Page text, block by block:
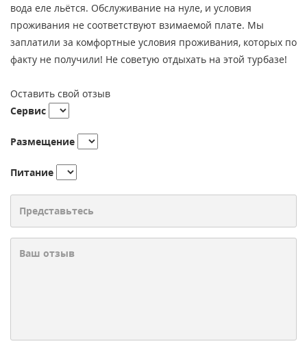
вода еле льётся. Обслуживание на нуле, и условия
проживания не соответствуют взимаемой плате. Мы
заплатили за комфортные условия проживания, которых по
факту не получили! Не советую отдыхать на этой турбазе!
Оставить свой отзыв
Сервис
Размещение
Питание